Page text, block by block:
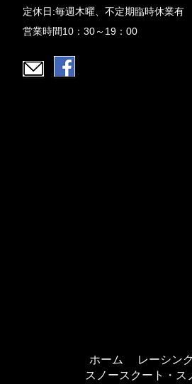
定休日:毎週木曜、不定期臨時休業有
営業時間10：30～19：00
ホーム
レーシン
スノースクート・ス